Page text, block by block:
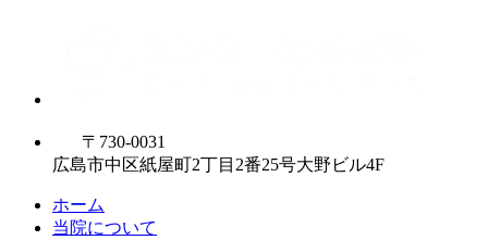
〒730-0031
広島市中区紙屋町2丁目2番25号大野ビル4F
ホーム
当院について